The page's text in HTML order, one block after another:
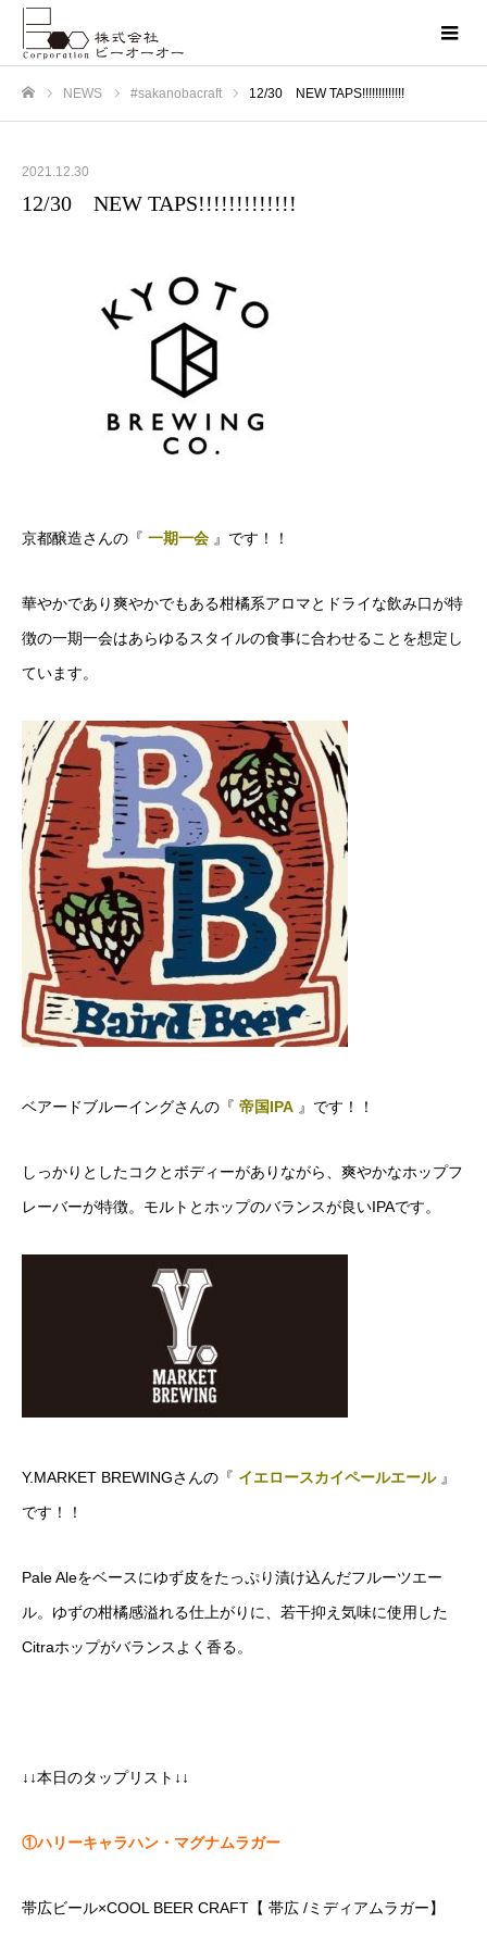
NEWS #sakanobacraft 12/30 NEW TAPS!!!!!!!!!!!!!
2021.12.30
12/30 NEW TAPS!!!!!!!!!!!!!
京都醸造さんの『 一期一会 』です！！
華やかであり爽やかでもある柑橘系アロマとドライな飲み口が特
徴の一期一会はあらゆるスタイルの食事に合わせることを想定し
ています。
ベアードブルーイングさんの『 帝国IPA 』です！！
しっかりとしたコクとボディーがありながら、爽やかなホップフ
レーバーが特徴。モルトとホップのバランスが良いIPAです。
Y.MARKET BREWINGさんの『 イエロースカイペールエール 』
です！！
Pale Aleをベースにゆず皮をたっぷり漬け込んだフルーツエー
ル。ゆずの柑橘感溢れる仕上がりに、若干抑え気味に使用した
Citraホップがバランスよく香る。
↓↓本日のタップリスト↓↓
①ハリーキャラハン・マグナムラガー
帯広ビール×COOL BEER CRAFT【 帯広 /ミディアムラガー】